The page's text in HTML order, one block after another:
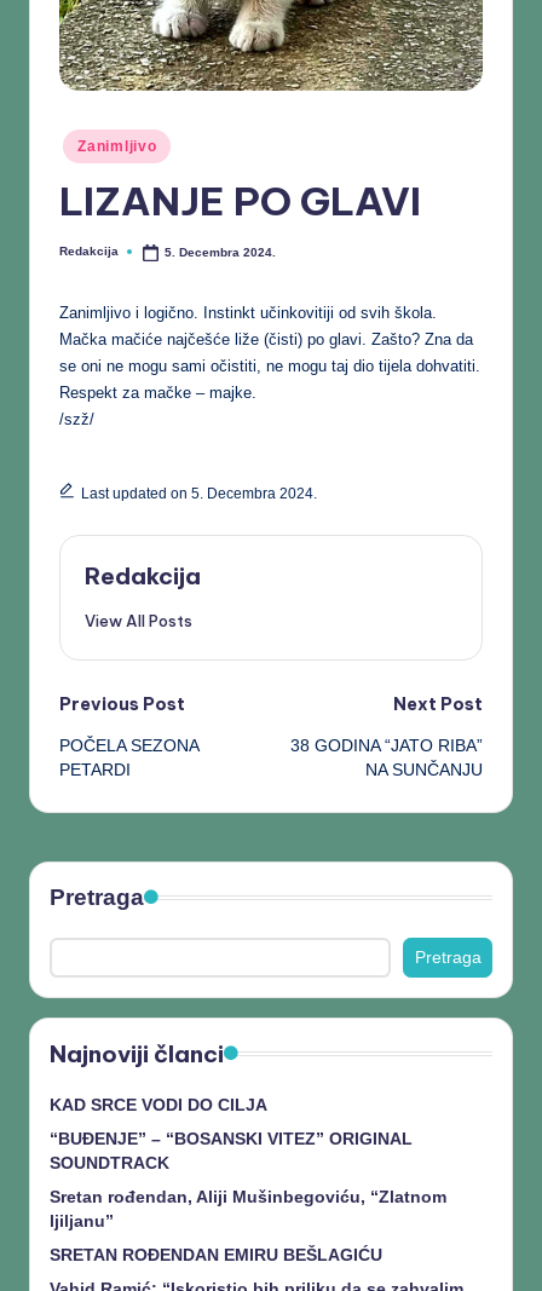
Zanimljivo
LIZANJE PO GLAVI
Redakcija 5. Decembra 2024.
Zanimljivo i logično. Instinkt učinkovitiji od svih škola.
Mačka mačiće najčešće liže (čisti) po glavi. Zašto? Zna da
se oni ne mogu sami očistiti, ne mogu taj dio tijela dohvatiti.
Respekt za mačke – majke.
/szž/
Last updated on 5. Decembra 2024.
Redakcija
View All Posts
Previous Post
POČELA SEZONA
PETARDI
Next Post
38 GODINA “JATO RIBA”
NA SUNČANJU
Pretraga
Pretraga
Najnoviji članci
KAD SRCE VODI DO CILJA
“BUĐENJE” – “BOSANSKI VITEZ” ORIGINAL
SOUNDTRACK
Sretan rođendan, Aliji Mušinbegoviću, “Zlatnom
ljiljanu”
SRETAN ROĐENDAN EMIRU BEŠLAGIĆU